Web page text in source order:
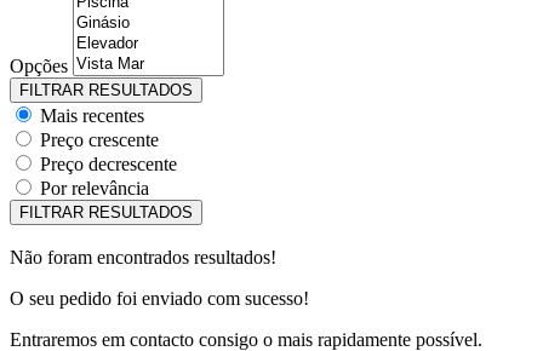
Opções
Mais recentes
Preço crescente
Preço decrescente
Por relevância
Não foram encontrados resultados!
O seu pedido foi enviado com sucesso!
Entraremos em contacto consigo o mais rapidamente possível.